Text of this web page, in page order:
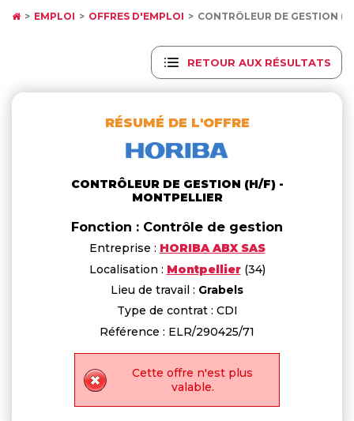
EMPLOI OFFRES D'EMPLOI CONTRÔLEUR DE GESTION
RETOUR AUX RÉSULTATS
RÉSUMÉ DE L'OFFRE
CONTRÔLEUR DE GESTION (H/F) -
MONTPELLIER
Fonction : Contrôle de gestion
Entreprise : HORIBA ABX SAS
Localisation : Montpellier(34)
Lieu de travail : Grabels
Type de contrat : CDI
Référence : ELR/290425/71
Cette offre n'est plus
valable.